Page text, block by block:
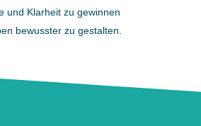
und Klarheit zu gewinnen
bewusster zu gestalten.